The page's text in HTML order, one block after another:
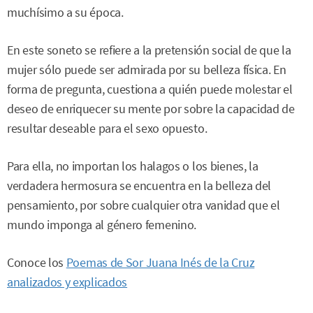
muchísimo a su época.
En este soneto se refiere a la pretensión social de que la
mujer sólo puede ser admirada por su belleza física. En
forma de pregunta, cuestiona a quién puede molestar el
deseo de enriquecer su mente por sobre la capacidad de
resultar deseable para el sexo opuesto.
Para ella, no importan los halagos o los bienes, la
verdadera hermosura se encuentra en la belleza del
pensamiento, por sobre cualquier otra vanidad que el
mundo imponga al género femenino.
Conoce los Poemas de Sor Juana Inés de la Cruz
analizados y explicados